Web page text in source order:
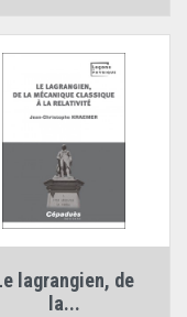
lagrangien, de
la...